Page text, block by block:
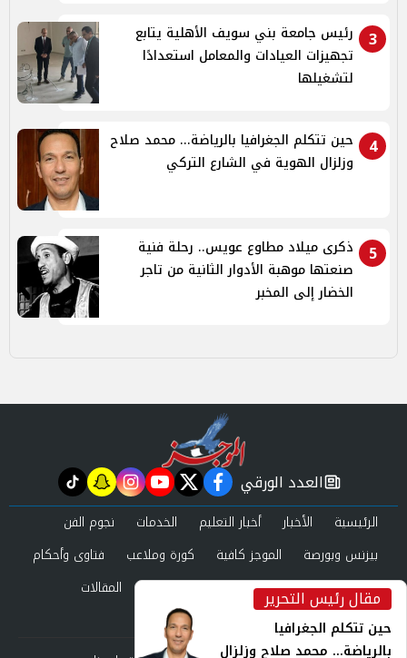
3
رئيس جامعة بني سويف الأهلية يتابع
تجهيزات العيادات والمعامل استعدادًا
لتشغيلها
4
حين تتكلم الجغرافيا بالرياضة... محمد صلاح
وزلزال الهوية في الشارع التركي
5
ذكرى ميلاد مطاوع عويس.. رحلة فنية
صنعتها موهبة الأدوار الثانية من تاجر
الخضار إلى المخبر
مقال رئيس التحرير
حين تتكلم الجغرافيا
بالرياضة... محمد صلاح وزلزال
newspaper
العدد الورقي facebook
twitter
youtube
instagram
snapchat
tiktok
الرئيسية الأخبار أخبار التعليم الخدمات
نجوم الفن
بيزنس وبورصة
الموجز كافية كورة وملاعب
فتاوى وأحكام
صحة وجمال
عرب وعالم حوادث ومحاكم
المقالات
العدد الورقي